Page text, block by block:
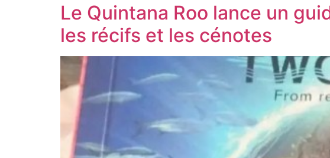
Le Quintana Roo lance un
les récifs et les cénotes